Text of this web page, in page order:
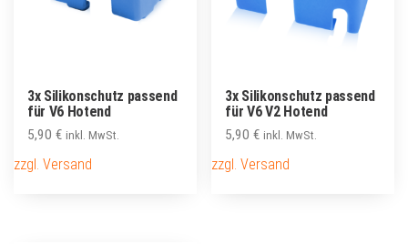
3x Silikonschutz passend
für V6 Hotend
5,90 € inkl. MwSt.
zzgl. Versand
3x Silikonschutz passend
für V6 V2 Hotend
5,90€ inkl. MwSt.
zzgl. Versand